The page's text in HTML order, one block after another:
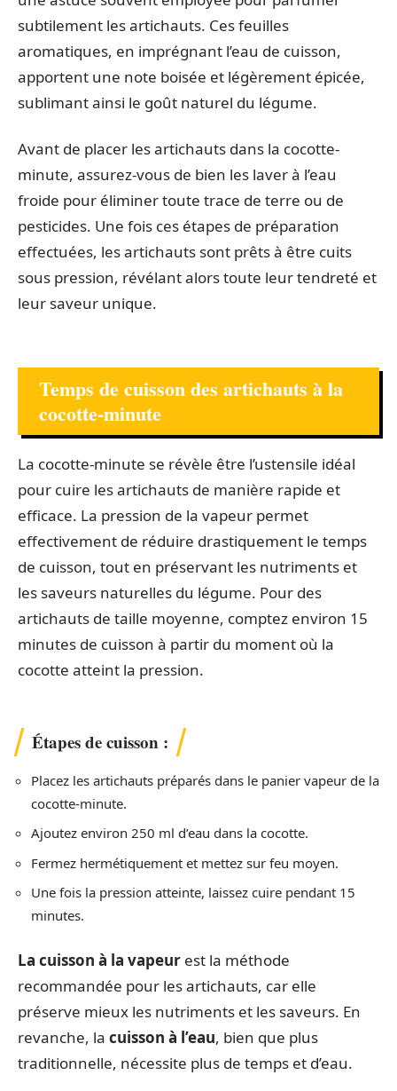
subtilement les artichauts. Ces feuilles
aromatiques, en imprégnant l’eau de cuisson,
apportent une note boisée et légèrement épicée,
sublimant ainsi le goût naturel du légume.
Avant de placer les artichauts dans la cocotte-
minute, assurez-vous de bien les laver à l’eau
froide pour éliminer toute trace de terre ou de
pesticides. Une fois ces étapes de préparation
effectuées, les artichauts sont prêts à être cuits
sous pression, révélant alors toute leur tendreté et
leur saveur unique.
Temps de cuisson des artichauts à la
cocotte-minute
La cocotte-minute se révèle être l’ustensile idéal
pour cuire les artichauts de manière rapide et
efficace. La pression de la vapeur permet
effectivement de réduire drastiquement le temps
de cuisson, tout en préservant les nutriments et
les saveurs naturelles du légume. Pour des
artichauts de taille moyenne, comptez environ 15
minutes de cuisson à partir du moment où la
cocotte atteint la pression.
Étapes de cuisson :
Placez les artichauts préparés dans le panier vapeur de la
cocotte-minute.
Ajoutez environ 250 ml d’eau dans la cocotte.
Fermez hermétiquement et mettez sur feu moyen.
Une fois la pression atteinte, laissez cuire pendant 15
minutes.
La cuisson à la vapeur est la méthode
recommandée pour les artichauts, car elle
préserve mieux les nutriments et les saveurs. En
revanche, la cuisson à l’eau, bien que plus
traditionnelle, nécessite plus de temps et d’eau.